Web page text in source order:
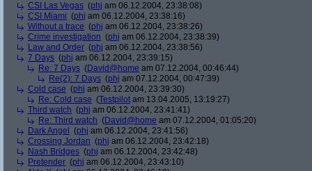
CSI Las Vegas (phj am 06.12.2004, 23:38:08)
CSI Miami (phj am 06.12.2004, 23:38:16)
Without a trace (phj am 06.12.2004, 23:38:26)
Crime investigation (phj am 06.12.2004, 23:38:39)
Law and Order (phj am 06.12.2004, 23:38:56)
7 Days (phj am 06.12.2004, 23:39:15)
Re: 7 Days (David@home am 07.12.2004, 00:46:44)
Re(2): 7 Days (phj am 07.12.2004, 00:47:39)
Cold case (phj am 06.12.2004, 23:39:30)
Re: Cold case (Testpilot am 13.04.2005, 13:19:27)
Third watch (phj am 06.12.2004, 23:41:41)
Re: Third watch (David@home am 07.12.2004, 01:05:20)
Dark Angel
(phj am 06.12.2004, 23:41:56)
Crossing Jordan (phj am 06.12.2004, 23:42:18)
Nash Bridges (phj am 06.12.2004, 23:42:48)
Pretender (phj am 06.12.2004, 23:43:10)